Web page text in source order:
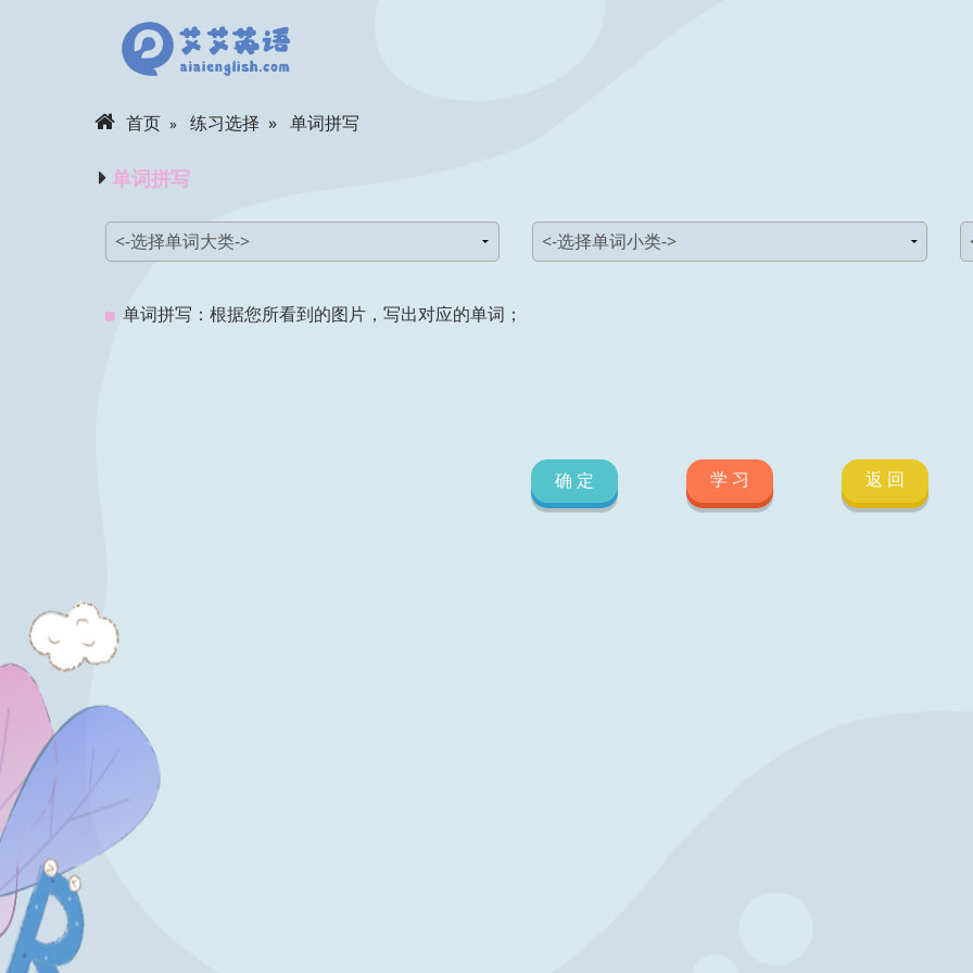
首页 练习选择 单词拼写
单词拼写
单词拼写：根据您所看到的图片，写出对应的单词；
确 定 学 习 返 回